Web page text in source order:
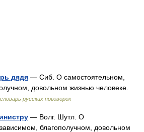
дядя — Сиб. О самостоятельном,
довольном жизнью человеке.
русских поговорок
— Волг. Шутл. О
благополучном, довольном